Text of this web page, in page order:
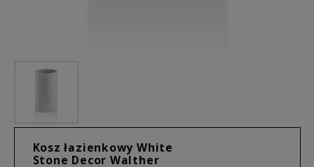
Kosz łazienkowy White
Stone Decor Walther